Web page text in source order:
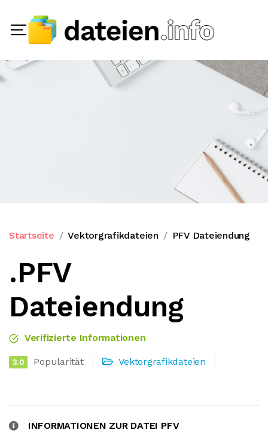
Startseite Vektorgrafikdateien PFV Dateiendung
.PFV
Dateiendung
Verifizierte Informationen
3.0 Popularität Vektorgrafikdateien
INFORMATIONEN ZUR DATEI PFV